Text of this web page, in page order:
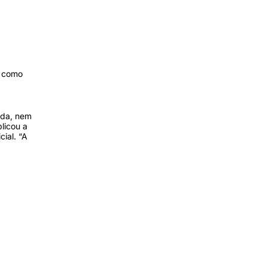
nem
a
“A